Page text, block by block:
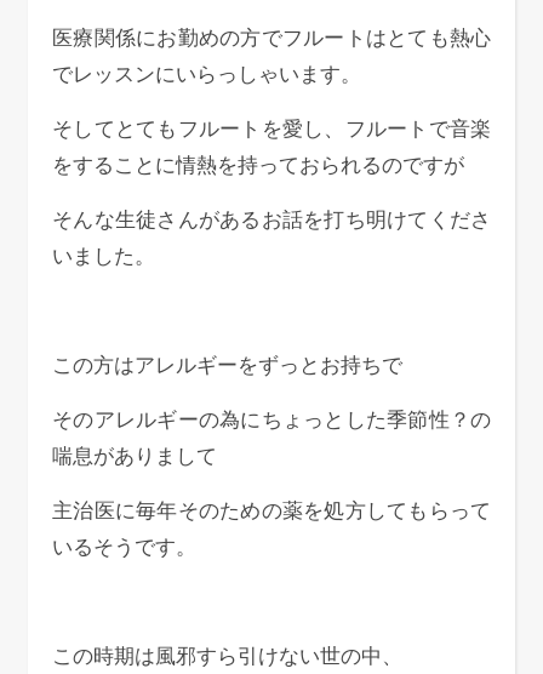
医療関係にお勤めの方でフルートはとても熱心
でレッスンにいらっしゃいます。
そしてとてもフルートを愛し、フルートで音楽
をすることに情熱を持っておられるのですが
そんな生徒さんがあるお話を打ち明けてくださ
いました。
この方はアレルギーをずっとお持ちで
そのアレルギーの為にちょっとした季節性？の
喘息がありまして
主治医に毎年そのための薬を処方してもらって
いるそうです。
この時期は風邪すら引けない世の中、